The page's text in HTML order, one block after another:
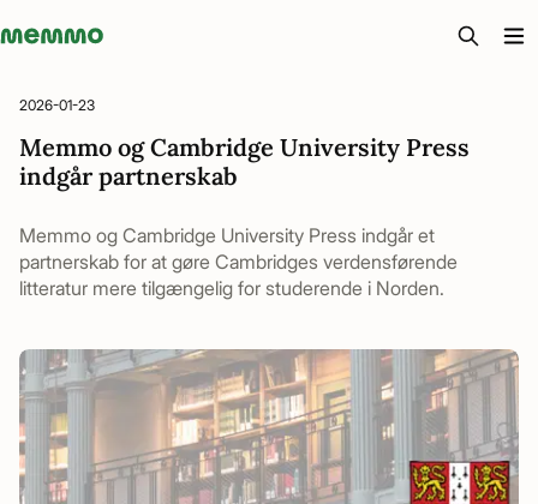
Memmo - AI-verktyg och digital kurslitteratur
2026-01-23
Memmo og Cambridge University Press
indgår partnerskab
Memmo og Cambridge University Press indgår et
partnerskab for at gøre Cambridges verdensførende
litteratur mere tilgængelig for studerende i Norden.